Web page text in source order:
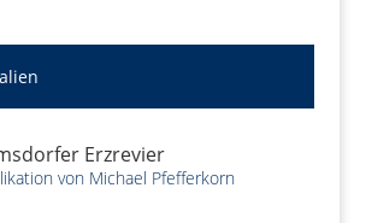
Erzrevier
von Michael Pfefferkorn